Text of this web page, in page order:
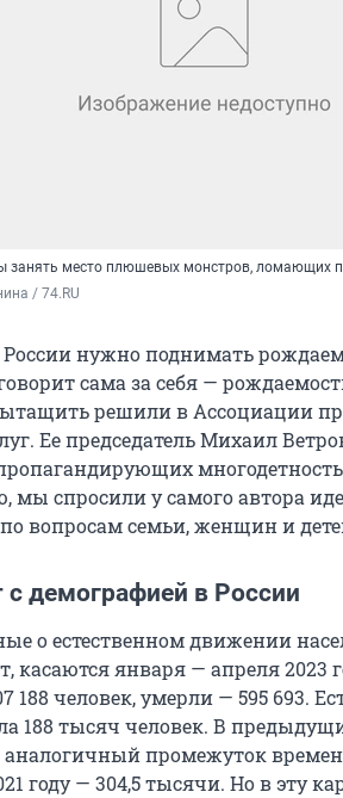
занять место плюшевых монстров, ломающих
/ 74.RU
России нужно поднимать
сама за себя —
решили в Ассоциации
Ее председатель Михаил
мы спросили у самого автора
вопросам семьи, женщин и
с демографией в России
о естественном движении
касаются января — апреля 2023
188 человек, умерли — 595 693.
188 тысяч человек. В
аналогичный промежуток
году — 304,5 тысячи. Но в эту